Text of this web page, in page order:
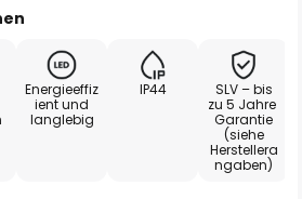
Energieeffiz
ient und
langlebig
IP44
SLV – bis
zu 5 Jahre
Garantie
(siehe
Herstellera
ngaben)